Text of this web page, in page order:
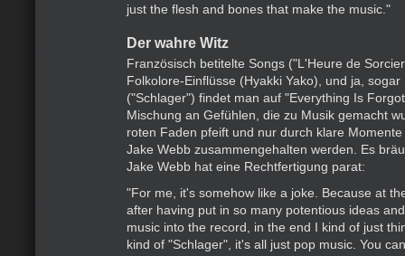
just the flesh and bones that make the music."
Der wahre Witz
Französisch betitelte Songs ("L'Heure de
Folkolore-Einflüsse (Hyakki Yako), und ja, sogar
("Schlager") findet man auf "Everything Is
Mischung an Gefühlen, die zu Musik gemacht
roten Faden pfeift und nur durch klare
Jake Webb zusammengehalten werden. Es
Jake Webb hat eine Rechtfertigung parat:
"For me, it's somehow like a joke. Because at
after having put in so many potentious ideas
music into the record, in the end I kind of just
kind of "Schlager", it's all just pop music. You